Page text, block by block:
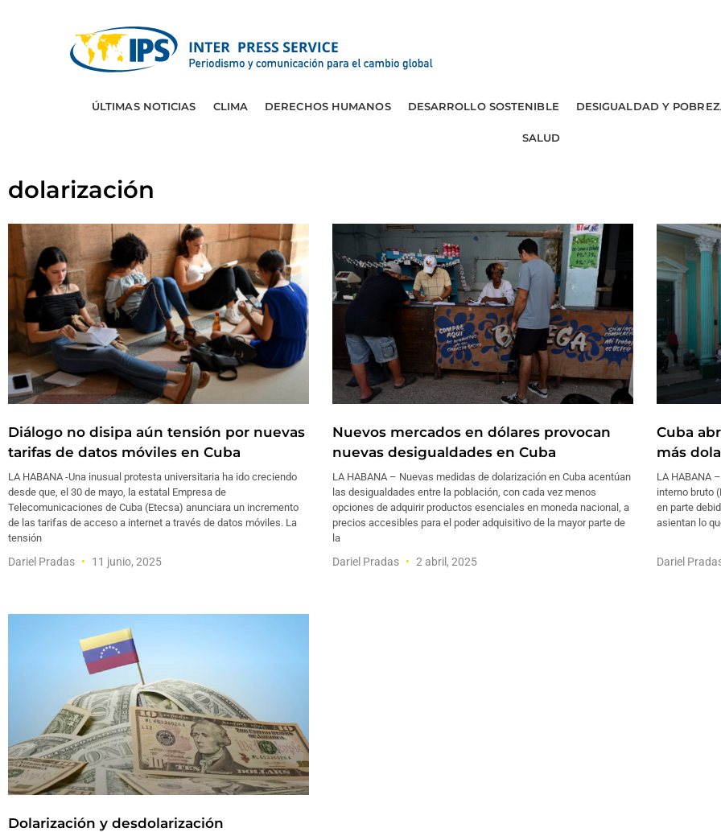
ÚLTIMAS NOTICIAS CLIMA DERECHOS HUMANOS DESARROLLO SOSTENIBLE DESIGUALDAD Y
SALUD
dolarización
Diálogo no disipa aún tensión por nuevas
tarifas de datos móviles en Cuba
LA HABANA -Una inusual protesta universitaria ha ido creciendo
desde que, el 30 de mayo, la estatal Empresa de
Telecomunicaciones de Cuba (Etecsa) anunciara un incremento
de las tarifas de acceso a internet a través de datos móviles. La
tensión
Dariel Pradas 11 junio, 2025
Nuevos mercados en dólares provocan
nuevas desigualdades en Cuba
LA HABANA – Nuevas medidas de dolarización en Cuba acentúan
las desigualdades entre la población, con cada vez menos
opciones de adquirir productos esenciales en moneda nacional, a
precios accesibles para el poder adquisitivo de la mayor parte de
la
Dariel Pradas 2 abril, 2025
Cuba
más
LA HABANA
interno bruto
en parte
asientan lo
Dariel
Dolarización y desdolarización